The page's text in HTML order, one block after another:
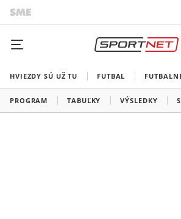
HVIEZDY SÚ UŽ TU FUTBAL
PROGRAM TABUĽKY VÝSLEDKY